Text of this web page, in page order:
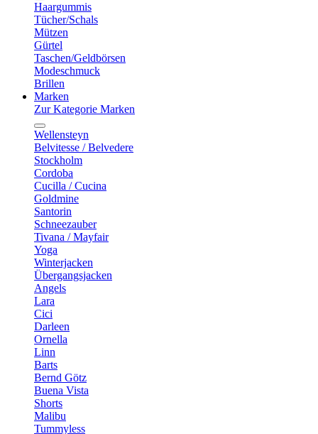
Haargummis
Tücher/Schals
Mützen
Gürtel
Taschen/Geldbörsen
Modeschmuck
Brillen
Marken
Zur Kategorie Marken
Wellensteyn
Belvitesse / Belvedere
Stockholm
Cordoba
Cucilla / Cucina
Goldmine
Santorin
Schneezauber
Tivana / Mayfair
Yoga
Winterjacken
Übergangsjacken
Angels
Lara
Cici
Darleen
Ornella
Linn
Barts
Bernd Götz
Buena Vista
Shorts
Malibu
Tummyless